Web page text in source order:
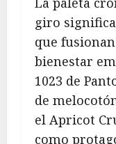
giro
que
bienestar
1023 de
de
el Apricot
como